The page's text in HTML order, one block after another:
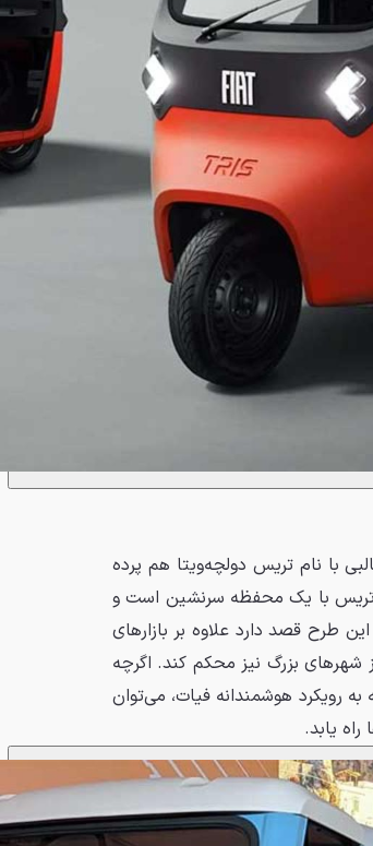
با نام تریس دولچه‌ویتا هم پرده
تریس با یک محفظه سرنشین است و
طرح قصد دارد علاوه بر بازارهای
بزرگ نیز محکم کند. اگرچه
به رویکرد هوشمندانه فیات، می‌توان
یابد.